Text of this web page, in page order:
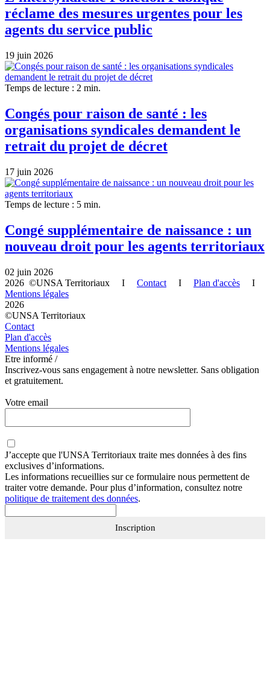
réclame des mesures urgentes pour les
agents du service public
19 juin 2026
Temps de lecture : 2 min.
Congés pour raison de santé : les
organisations syndicales demandent le
retrait du projet de décret
17 juin 2026
Temps de lecture : 5 min.
Congé supplémentaire de naissance : un
nouveau droit pour les agents territoriaux
02 juin 2026
2026 ©UNSA Territoriaux I Contact I Plan d'accès I
Mentions légales
2026
©UNSA Territoriaux
Contact
Plan d'accès
Mentions légales
Etre informé /
Inscrivez-vous sans engagement à notre newsletter. Sans obligation
et gratuitement.
Votre email
J’accepte que l'UNSA Territoriaux traite mes données à des fins
exclusives d’informations.
Les informations recueillies sur ce formulaire nous permettent de
traiter votre demande. Pour plus d’information, consultez notre
politique de traitement des données.
Inscription